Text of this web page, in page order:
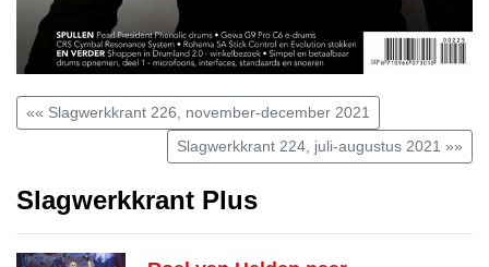
«« Slagwerkkrant 226, november-december 2021
Slagwerkkrant 224, juli-augustus 2021 »»
Slagwerkkrant Plus